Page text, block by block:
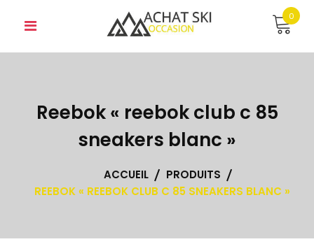
0
Reebok « reebok club c 85
sneakers blanc »
ACCUEIL
PRODUITS
REEBOK « REEBOK CLUB C 85 SNEAKERS BLANC »